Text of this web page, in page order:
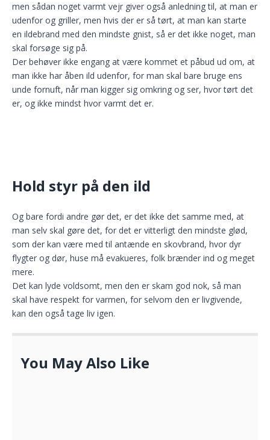
men sådan noget varmt vejr giver også anledning til, at man er
udenfor og griller, men hvis der er så tørt, at man kan starte
en ildebrand med den mindste gnist, så er det ikke noget, man
skal forsøge sig på.
Der behøver ikke engang at være kommet et påbud ud om, at
man ikke har åben ild udenfor, for man skal bare bruge ens
unde fornuft, når man kigger sig omkring og ser, hvor tørt det
er, og ikke mindst hvor varmt det er.
Hold styr på den ild
Og bare fordi andre gør det, er det ikke det samme med, at
man selv skal gøre det, for det er vitterligt den mindste glød,
som der kan være med til antænde en skovbrand, hvor dyr
flygter og dør, huse må evakueres, folk brænder ind og meget
mere.
Det kan lyde voldsomt, men den er skam god nok, så man
skal have respekt for varmen, for selvom den er livgivende,
kan den også tage liv igen.
You May Also Like